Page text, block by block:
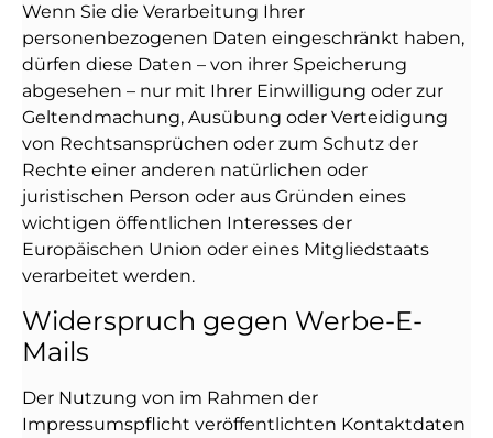
Wenn Sie die Verarbeitung Ihrer
personenbezogenen Daten eingeschränkt haben,
dürfen diese Daten – von ihrer Speicherung
abgesehen – nur mit Ihrer Einwilligung oder zur
Geltendmachung, Ausübung oder Verteidigung
von Rechtsansprüchen oder zum Schutz der
Rechte einer anderen natürlichen oder
juristischen Person oder aus Gründen eines
wichtigen öffentlichen Interesses der
Europäischen Union oder eines Mitgliedstaats
verarbeitet werden.
Widerspruch gegen Werbe-E-
Mails
Der Nutzung von im Rahmen der
Impressumspflicht veröffentlichten Kontaktdaten